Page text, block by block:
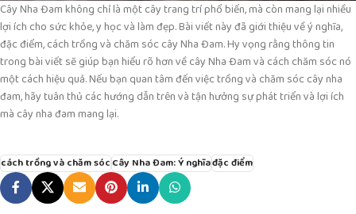
Cây Nha Đam không chỉ là một cây trang trí phổ biến, mà còn mang lại nhiều
lợi ích cho sức khỏe, y học và làm đẹp. Bài viết này đã giới thiệu về ý nghĩa,
đặc điểm, cách trồng và chăm sóc cây Nha Đam. Hy vọng rằng thông tin
trong bài viết sẽ giúp bạn hiểu rõ hơn về cây Nha Đam và cách chăm sóc nó
một cách hiệu quả. Nếu bạn quan tâm đến việc trồng và chăm sóc cây nha
đam, hãy tuân thủ các hướng dẫn trên và tận hưởng sự phát triển và lợi ích
mà cây nha đam mang lại.
cách trồng và chăm sócCây Nha Đam: Ý nghĩađặc điểm